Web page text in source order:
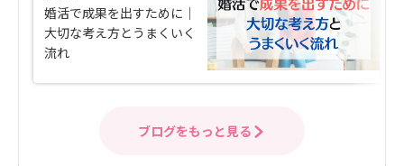
婚活で成果を出すために｜
大切な考え方とうまくいく
流れ
ブログをもっと見る